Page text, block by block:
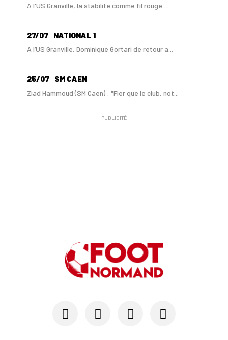
A l'US Granville, la stabilité comme fil rouge ...
27/07 NATIONAL 1
A l’US Granville, Dominique Gortari de retour a...
25/07 SM CAEN
Ziad Hammoud (SM Caen) : "Fier que le club, not...
SM CAEN - MERCATO
SM CAEN - MERCATO
Avec Mohamed Hafid, Malherbe veut frapper un gr...
SM Caen : Julien Meilhac quitte la direction de...
PUBLICITÉ